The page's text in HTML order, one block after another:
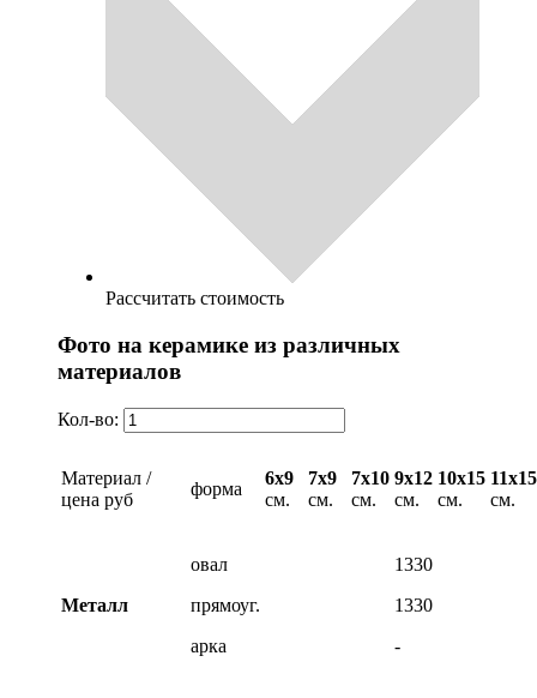
Рассчитать стоимость
Фото на керамике из различных
материалов
Кол-во:
Материал /
цена руб
форма
6х9
см.
7х9
см.
7х10
см.
9х12
см.
10х15
см.
11х15
см.
Металл
овал
прямоуг.
арка
1330
1330
-